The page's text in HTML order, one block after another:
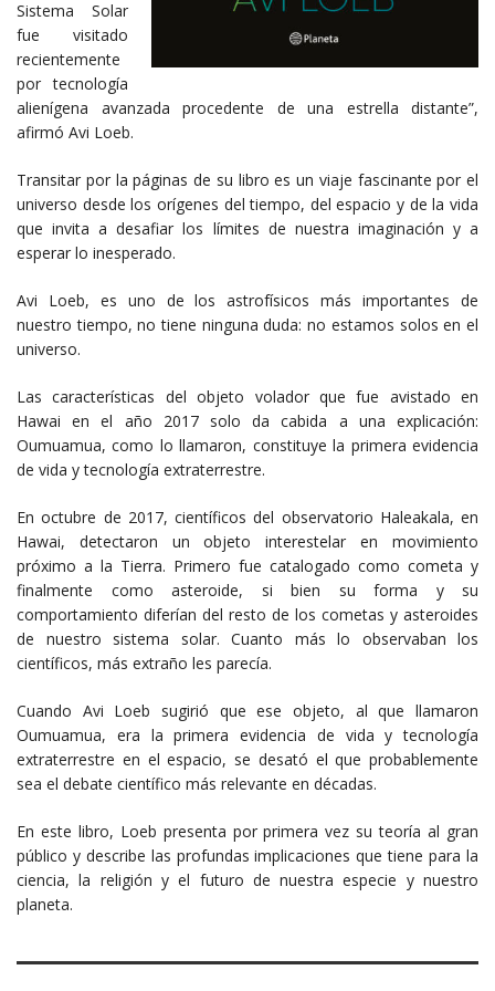
Sistema Solar
fue visitado
recientemente
por tecnología
alienígena avanzada procedente de una estrella distante”,
afirmó Avi Loeb.
Transitar por la páginas de su libro es un viaje fascinante por el
universo desde los orígenes del tiempo, del espacio y de la vida
que invita a desafiar los límites de nuestra imaginación y a
esperar lo inesperado.
Avi Loeb, es uno de los astrofísicos más importantes de
nuestro tiempo, no tiene ninguna duda: no estamos solos en el
universo.
Las características del objeto volador que fue avistado en
Hawai en el año 2017 solo da cabida a una explicación:
Oumuamua, como lo llamaron, constituye la primera evidencia
de vida y tecnología extraterrestre.
En octubre de 2017, científicos del observatorio Haleakala, en
Hawai, detectaron un objeto interestelar en movimiento
próximo a la Tierra. Primero fue catalogado como cometa y
finalmente como asteroide, si bien su forma y su
comportamiento diferían del resto de los cometas y asteroides
de nuestro sistema solar. Cuanto más lo observaban los
científicos, más extraño les parecía.
Cuando Avi Loeb sugirió que ese objeto, al que llamaron
Oumuamua, era la primera evidencia de vida y tecnología
extraterrestre en el espacio, se desató el que probablemente
sea el debate científico más relevante en décadas.
En este libro, Loeb presenta por primera vez su teoría al gran
público y describe las profundas implicaciones que tiene para la
ciencia, la religión y el futuro de nuestra especie y nuestro
planeta.